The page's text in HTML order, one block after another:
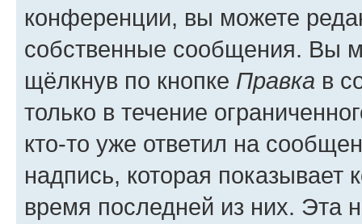
конференции, вы можете
собственные сообщения. Вы
щёлкнув по кнопке Правка в
только в течение
кто-то уже ответил на
надпись, которая показывает
время последней из них. Эта